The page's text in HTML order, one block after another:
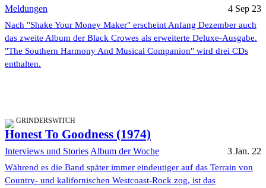
Meldungen 4 Sep 23
Nach "Shake Your Money Maker" erscheint Anfang Dezember auch
das zweite Album der Black Crowes als erweiterte Deluxe-Ausgabe.
"The Southern Harmony And Musical Companion" wird drei CDs
enthalten.
GRINDERSWITCH
Honest To Goodness (1974)
Interviews und Stories Album der Woche 3 Jan. 22
Während es die Band später immer eindeutiger auf das Terrain von
Country- und kalifornischen Westcoast-Rock zog, ist das